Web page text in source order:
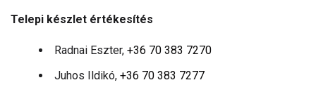
Telepi készlet értékesítés
Radnai Eszter, +36 70 383 7270
Juhos Ildikó, +36 70 383 7277